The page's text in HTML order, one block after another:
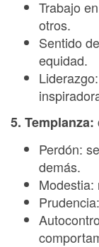
Trabajo
otros.
Sentido
equidad.
5. Templanza:
Perdón:
demás.
Modestia: